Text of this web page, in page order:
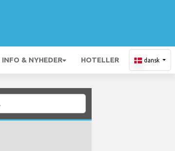
INFO & NYHEDER HOTELLER dansk